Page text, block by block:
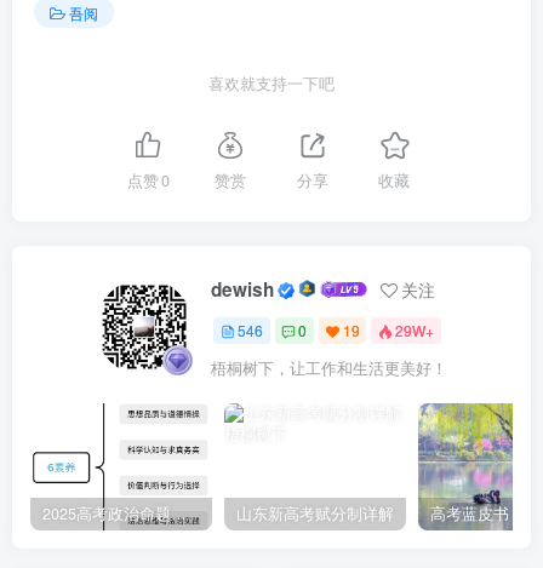
吾阅
喜欢就支持一下吧
点赞0 赞赏 分享 收藏
dewish 关注
546 0 19 29W+
梧桐树下，让工作和生活更美好！
2025高考政治命题纲要解读 山东新高考赋分制详解